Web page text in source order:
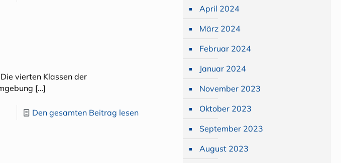
vierten Klassen der
[…]
Den gesamten Beitrag lesen
April 2024
März 2024
Februar 2024
Januar 2024
November 2023
Oktober 2023
September 2023
August 2023